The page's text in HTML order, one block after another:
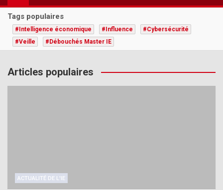
Tags populaires
#Intelligence économique #Influence
#Cybersécurité
#Veille
#Débouchés Master IE
Articles populaires
ACTUALITÉ DE L'IE